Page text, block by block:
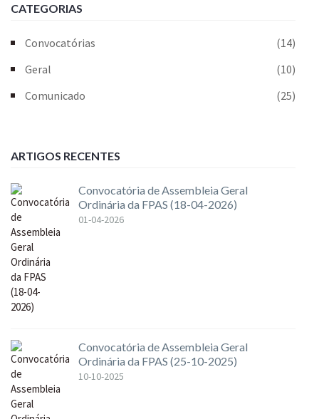
CATEGORIAS
Convocatórias
(14)
Geral
(10)
Comunicado
(25)
ARTIGOS RECENTES
Convocatória de Assembleia Geral
Ordinária da FPAS (18-04-2026)
01-04-2026
Convocatória de Assembleia Geral
Ordinária da FPAS (25-10-2025)
10-10-2025